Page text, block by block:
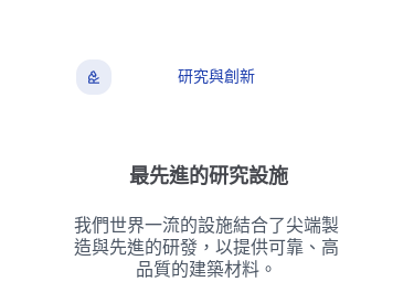
研究與創新
最先進的研究設施
我們世界一流的設施結合了尖端製
造與先進的研發，以提供可靠、高
品質的建築材料。